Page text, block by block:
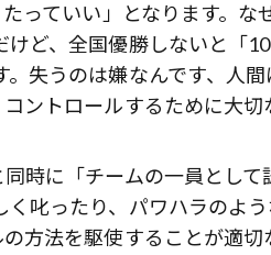
っていい」となります。な
ど、全国優勝しないと「
失うのは嫌なんです、人
ントロールするために大切
時に「チームの一員とし
叱ったり、パワハラのよ
方法を駆使することが適